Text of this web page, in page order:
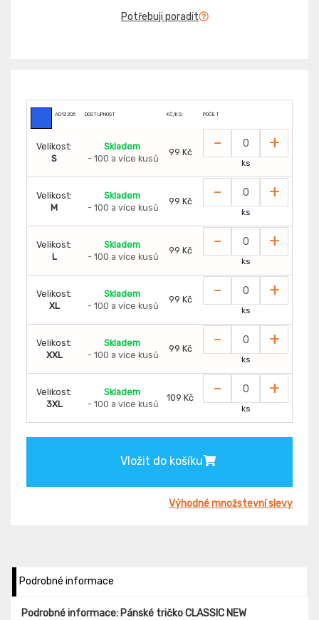
Potřebuji poradit
AD13205 DOSTUPNOST KČ/KS: POČET
Velikost:
S
Skladem
- 100 a více kusů
99 Kč - +
ks
Velikost:
M
Skladem
- 100 a více kusů
99 Kč - +
ks
Velikost:
L
Skladem
- 100 a více kusů
99 Kč - +
ks
Velikost:
XL
Skladem
- 100 a více kusů
99 Kč - +
ks
Velikost:
XXL
Skladem
- 100 a více kusů
99 Kč - +
ks
Velikost:
3XL
Skladem
- 100 a více kusů
109 Kč - +
ks
Vložit do košíku
Výhodné množstevní slevy
Podrobné informace
Podrobné informace: Pánské tričko CLASSIC NEW